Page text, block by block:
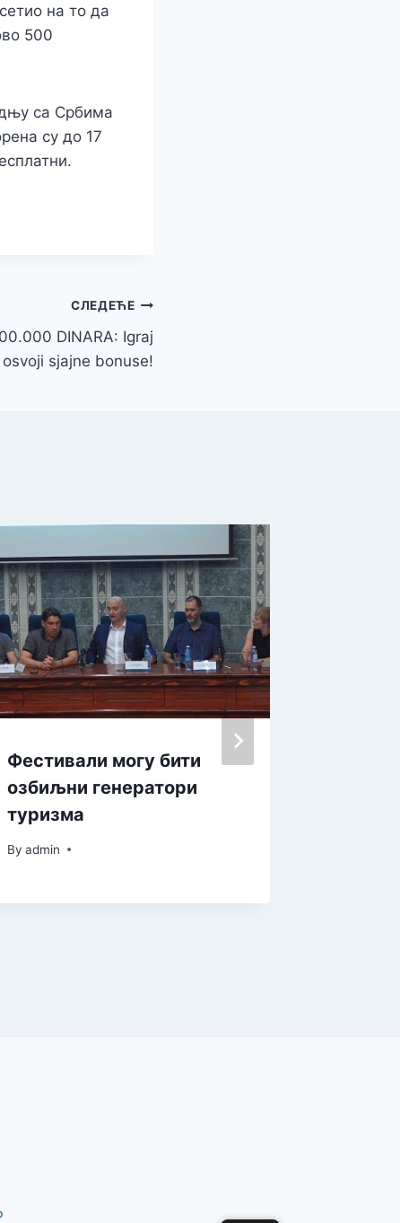
на то да
500
са Србима
су до 17
СЛЕДЕЋЕ
DINARA: Igraj
sjajne bonuse!
Фестивали могу бити
озбиљни генератори
туризма
By admin